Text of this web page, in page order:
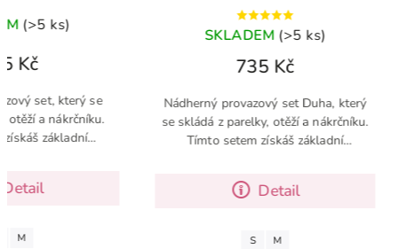
(>5 ks)
Kč
Detail
set, který se
otěží a nákrčníku.
základní
M
SKLADEM (>5 ks)
735 Kč
Detail
Nádherný provazový set Duha, který
se skládá z parelky, otěží a nákrčníku.
Tímto setem získáš základní
Horse
S M